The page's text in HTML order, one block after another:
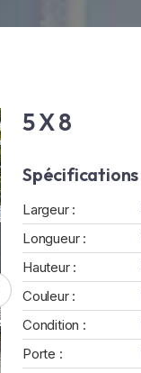
5 X 8
Spécifications
Largeur :
Longueur :
Hauteur :
Couleur :
Condition :
Porte :